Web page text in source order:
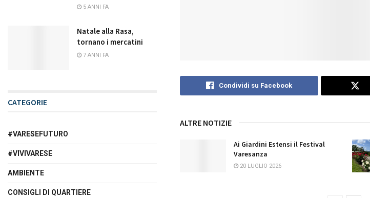
Condividi su Facebook
ALTRE NOTIZIE
Ai Giardini Estensi il Festival
Varesanza
20 LUGLIO 2026
5 ANNI FA
Natale alla Rasa,
tornano i mercatini
7 ANNI FA
CATEGORIE
#VARESEFUTURO
#VIVIVARESE
AMBIENTE
CONSIGLI DI QUARTIERE